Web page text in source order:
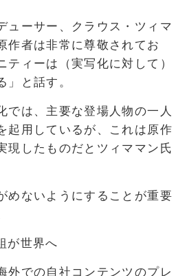
ューサー、クラウス・ツィマ
作者は非常に尊敬されてお
ティーは（実写化に対して）
」と話す。
では、主要な登場人物の一人
起用しているが、これは原作
現したものだとツィママン氏
めないようにすることが重要
が世界へ
外での自社コンテンツのプレ